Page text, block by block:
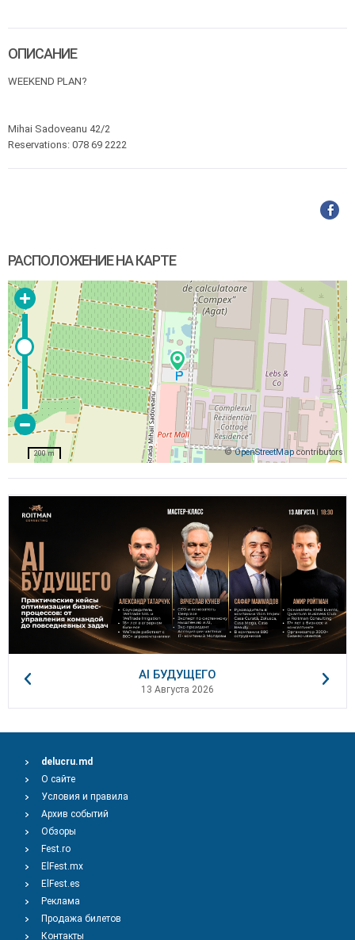
ОПИСАНИЕ
WEEKEND PLAN?
Mihai Sadoveanu 42/2
Reservations: 078 69 2222
РАСПОЛОЖЕНИЕ НА КАРТЕ
©OpenStreetMap contributors
200 m
AI БУДУЩЕГО
13 Августа 2026
delucru.md
О сайте
Условия и правила
Архив событий
Обзоры
Fest.ro
ElFest.mx
ElFest.es
Реклама
Продажа билетов
Контакты